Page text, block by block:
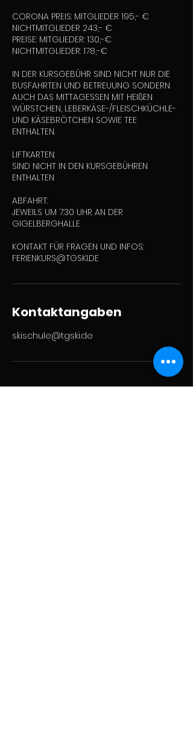
CORONA PREIS: MITGLIEDER 195,- €
NICHTMITGLIEDER 243,- €
PREISE: MITGLIEDER: 130,-€
NICHTMITGLIEDER: 178,-€
IN DER KURSGEBÜHR SIND NICHT NUR DIE
BUSFAHRTEN UND BETREUUNG SONDERN
AUCH DAS MITTAGESSEN MIT HEIßEN
WÜRSTCHEN, LEBERKÄSE-/FLEISCHKÜCHLE-
UND KÄSEBRÖTCHEN SOWIE TEE
ENTHALTEN.
LIFTKARTEN:
SIND NICHT IN DEN KURSGEBÜHREN
ENTHALTEN
ABFAHRT:
JEWEILS UM 7:30 UHR AN DER
GIGELBERGHALLE
KONTAKT FÜR FRAGEN UND INFOS:
FERIENKURS@TGSKI.DE
Kontaktangaben
skischule@tgski.de